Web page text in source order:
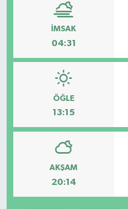
İMSAK
04:31
ÖĞLE
13:15
AKŞAM
20:14